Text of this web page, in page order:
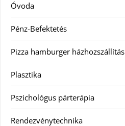
Óvoda
Pénz-Befektetés
Pizza hamburger házhozszállítás
Plasztika
Pszichológus párterápia
Rendezvénytechnika